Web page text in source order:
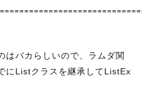
バカらしいので、ラムダ関
にListクラスを継承してListEx